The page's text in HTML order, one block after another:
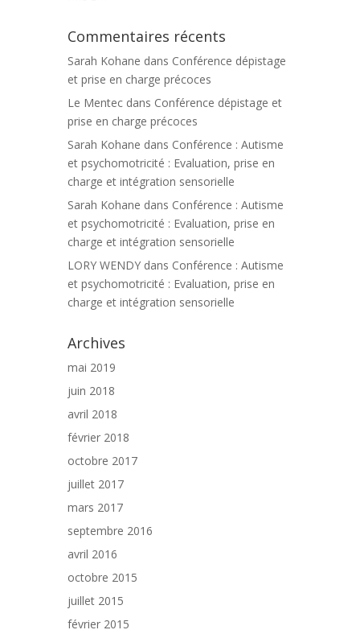
Commentaires récents
Sarah Kohane dans Conférence dépistage
et prise en charge précoces
Le Mentec dans Conférence dépistage et
prise en charge précoces
Sarah Kohane dans Conférence : Autisme
et psychomotricité : Evaluation, prise en
charge et intégration sensorielle
Sarah Kohane dans Conférence : Autisme
et psychomotricité : Evaluation, prise en
charge et intégration sensorielle
LORY WENDY dans Conférence : Autisme
et psychomotricité : Evaluation, prise en
charge et intégration sensorielle
Archives
mai 2019
juin 2018
avril 2018
février 2018
octobre 2017
juillet 2017
mars 2017
septembre 2016
avril 2016
octobre 2015
juillet 2015
février 2015